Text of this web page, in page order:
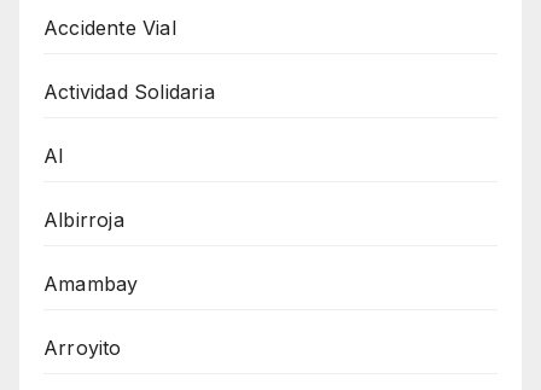
Accidente Vial
Actividad Solidaria
AI
Albirroja
Amambay
Arroyito